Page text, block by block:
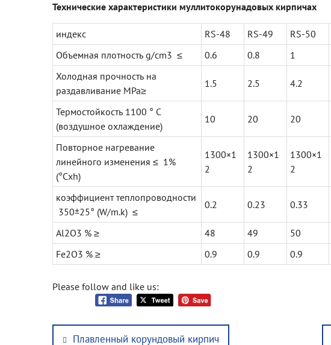
Технические характеристики муллитокорунадовых кирпичах
индекс RS-48 RS-49 RS-50
Объемная плотность g/cm3 ≤
0.6 0.8 1
Холодная прочность на
раздавливание MPa≥
1.5 2.5 4.2
Термостойкость 1100 ° C
(воздушное охлаждение)
10 20 20
Повторное нагревание
линейного изменения ≤ 1%
(°Cxh)
1300×1
2
1300×1
2
1300×1
2
коэффициент теплопроводности
350±25° (W/m.k) ≤
0.2 0.23 0.33
Al2O3 % ≥ 48 49 50
Fe2O3 % ≥
0.9 0.9 0.9
Please follow and like us:
PostPrevious
Плавленный корундовый кирпич